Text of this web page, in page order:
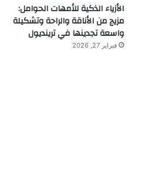
الأزياء الذكية للأمهات الحوامل:
مزيج من الأناقة والراحة وتشكيلة
واسعة تجدينها في ترينديول
فبراير 27, 2026